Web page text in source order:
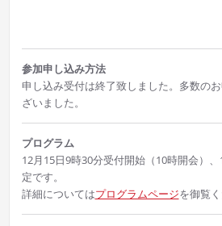
参加申し込み方法
申し込み受付は終了致しました。多数の
ざいました。
プログラム
12月15日9時30分受付開始（10時開会）
定です。
詳細についてはプログラムページを御覧く